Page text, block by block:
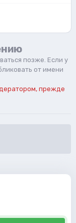
позже. Если у
от имени
прежде